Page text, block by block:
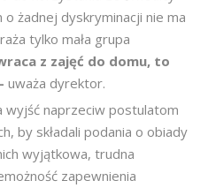
o żadnej dyskryminacji nie ma
tylko mała grupa
z zajęć do domu, to
uważa dyrektor.
wyjść naprzeciw postulatom
by składali podania o obiady
wyjątkowa, trudna
zapewnienia